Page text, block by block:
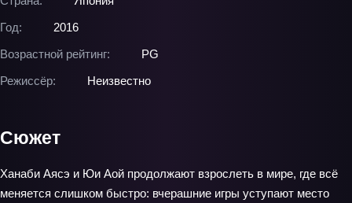
Год:
2016
Возрастной рейтинг:
PG
Режиссёр:
Неизвестно
Сюжет
Ханаби Аясэ и Юи Аой продолжают взрослеть в мире, где всё
меняется слишком быстро: вчерашние игры уступают место